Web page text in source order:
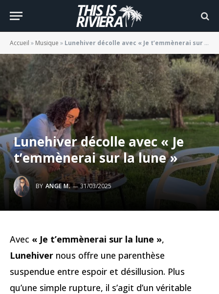
Accueil » Musique » Lunehiver décolle avec « Je t’emmènerai sur la lune »
Lunehiver décolle avec « Je
t’emmènerai sur la lune »
BY ANGE M. 31/03/2025
Avec « Je t’emmènerai sur la lune »,
Lunehiver nous offre une parenthèse
suspendue entre espoir et désillusion. Plus
qu’une simple rupture, il s’agit d’un véritable